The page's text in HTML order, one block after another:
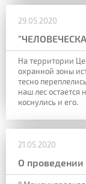
29.05.2020
На территории
охранной зоны
тесно
наш лес
коснулись и его.
21.05.2020
О